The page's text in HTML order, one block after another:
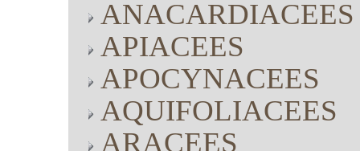
ANACARDIACEES
APIACEES
APOCYNACEES
AQUIFOLIACEES
ARACEES